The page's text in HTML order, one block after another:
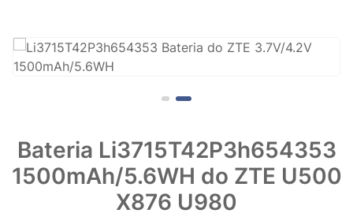
Bateria Li3715T42P3h654353
1500mAh/5.6WH do ZTE U500
X876 U980